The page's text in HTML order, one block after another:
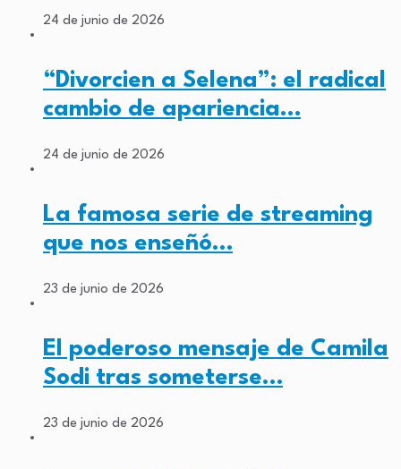
24 de junio de 2026
“Divorcien a Selena”: el radical
cambio de apariencia…
24 de junio de 2026
La famosa serie de streaming
que nos enseñó…
23 de junio de 2026
El poderoso mensaje de Camila
Sodi tras someterse…
23 de junio de 2026